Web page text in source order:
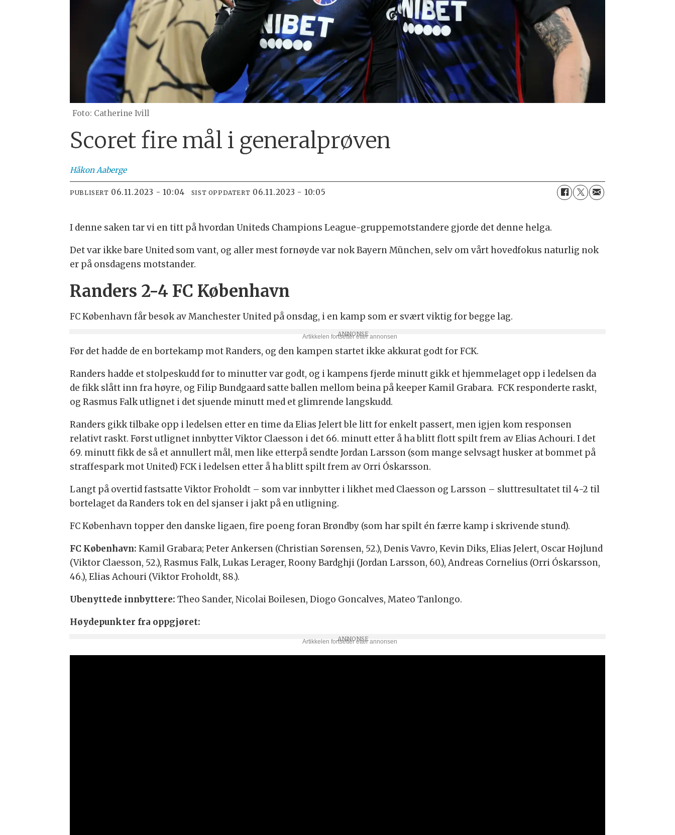
Catherine Ivill
Scoret fire mål i generalprøven
Håkon Aaberge
PUBLISERT 06.11.2023 - 10:04 SIST OPPDATERT 06.11.2023 - 10:05
I denne saken tar vi en titt på hvordan Uniteds Champions League-gruppemotstandere gjorde det denne helga.
Det var ikke bare United som vant, og aller mest fornøyde var nok Bayern München, selv om vårt hovedfokus naturlig nok
er på onsdagens motstander.
Randers 2-4 FC København
FC København får besøk av Manchester United på onsdag, i en kamp som er svært viktig for begge lag.
Før det hadde de en bortekamp mot Randers, og den kampen startet ikke akkurat godt for FCK.
Randers hadde et stolpeskudd før to minutter var godt, og i kampens fjerde minutt gikk et hjemmelaget opp i ledelsen da
de fikk slått inn fra høyre, og Filip Bundgaard satte ballen mellom beina på keeper Kamil Grabara. FCK responderte raskt,
og Rasmus Falk utlignet i det sjuende minutt med et glimrende langskudd.
Randers gikk tilbake opp i ledelsen etter en time da Elias Jelert ble litt for enkelt passert, men igjen kom responsen
relativt raskt. Først utlignet innbytter Viktor Claesson i det 66. minutt etter å ha blitt flott spilt frem av Elias Achouri. I det
69. minutt fikk de så et annullert mål, men like etterpå sendte Jordan Larsson (som mange selvsagt husker at bommet på
straffespark mot United) FCK i ledelsen etter å ha blitt spilt frem av Orri Óskarsson.
Langt på overtid fastsatte Viktor Froholdt – som var innbytter i likhet med Claesson og Larsson – sluttresultatet til 4-2 til
bortelaget da Randers tok en del sjanser i jakt på en utligning.
FC København topper den danske ligaen, fire poeng foran Brøndby (som har spilt én færre kamp i skrivende stund).
FC København: Kamil Grabara; Peter Ankersen (Christian Sørensen, 52.), Denis Vavro, Kevin Diks, Elias Jelert, Oscar Højlund
(Viktor Claesson, 52.), Rasmus Falk, Lukas Lerager, Roony Bardghji (Jordan Larsson, 60.), Andreas Cornelius (Orri Óskarsson,
46.), Elias Achouri (Viktor Froholdt, 88.).
Ubenyttede innbyttere: Theo Sander, Nicolai Boilesen, Diogo Goncalves, Mateo Tanlongo.
Høydepunkter fra oppgjøret: